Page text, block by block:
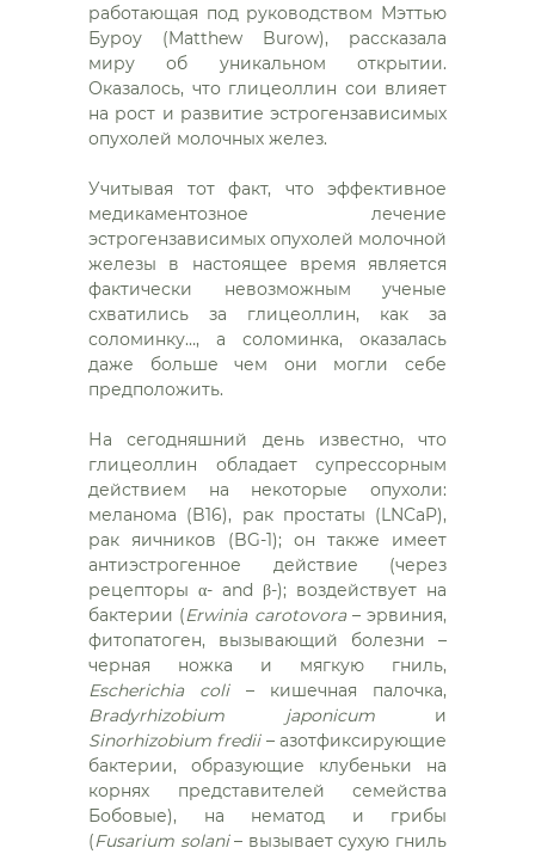
работающая под руководством Мэттью
Буроу (Matthew Burow), рассказала
миру об уникальном открытии.
Оказалось, что глицеоллин сои влияет
на рост и развитие эстрогензависимых
опухолей молочных желез.
Учитывая тот факт, что эффективное
медикаментозное лечение
эстрогензависимых опухолей молочной
железы в настоящее время является
фактически невозможным ученые
схватились за глицеоллин, как за
соломинку…, а соломинка, оказалась
даже больше чем они могли себе
предположить.
На сегодняшний день известно, что
глицеоллин обладает супрессорным
действием на некоторые опухоли:
меланома (B16), рак простаты (LNCaP),
рак яичников (BG-1); он также имеет
антиэстрогенное действие (через
рецепторы α- and β-); воздействует на
бактерии (Erwinia carotovora– эрвиния,
фитопатоген, вызывающий болезни –
черная ножка и мягкую гниль,
Escherichia coli– кишечная палочка,
Bradyrhizobium japonicumи
Sinorhizobium fredii– азотфиксирующие
бактерии, образующие клубеньки на
корнях представителей семейства
Бобовые), на нематод и грибы
(Fusarium solani– вызывает сухую гниль